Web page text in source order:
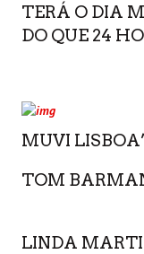
TERÁ O DIA
DO QUE 24
MUVI
TOM
LINDA